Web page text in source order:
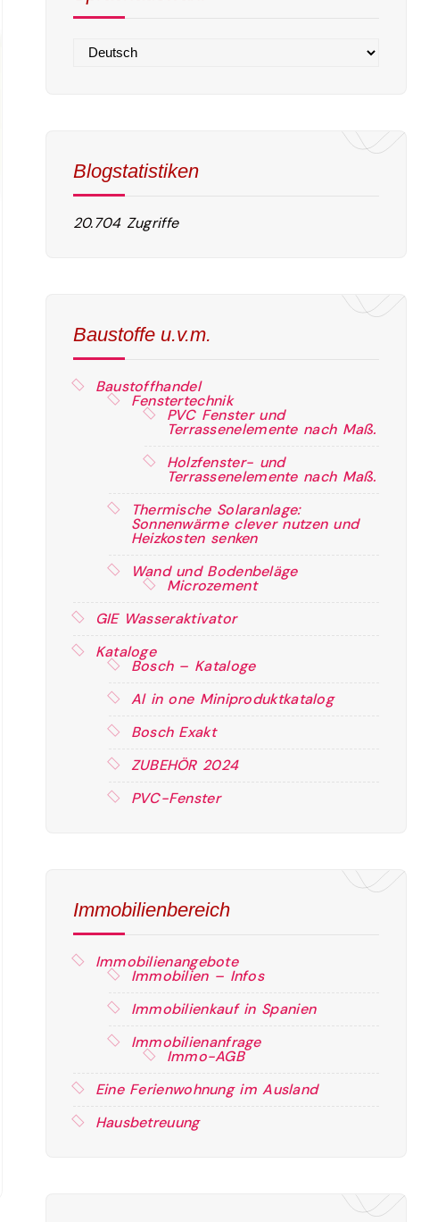
Blogstatistiken
20.704 Zugriffe
Baustoffe u.v.m.
Baustoffhandel
Fenstertechnik
PVC Fenster und
Terrassenelemente nach Maß.
Holzfenster- und
Terrassenelemente nach Maß.
Thermische Solaranlage:
Sonnenwärme clever nutzen und
Heizkosten senken
Wand und Bodenbeläge
Microzement
GIE Wasseraktivator
Kataloge
Bosch – Kataloge
Al in one Miniproduktkatalog
Bosch Exakt
ZUBEHÖR 2024
PVC-Fenster
Immobilienbereich
Immobilienangebote
Immobilien – Infos
Immobilienkauf in Spanien
Immobilienanfrage
Immo-AGB
Eine Ferienwohnung im Ausland
Hausbetreuung